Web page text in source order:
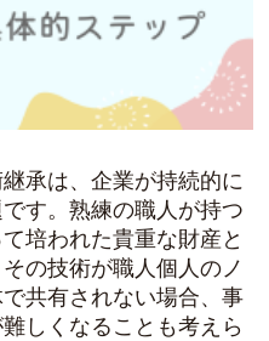
承は、企業が持続的に
す。熟練の職人が持つ
培われた貴重な財産と
の技術が職人個人のノ
共有されない場合、事
しくなることも考えら